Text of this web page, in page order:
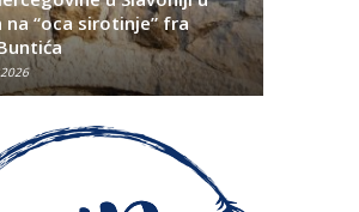
na “oca sirotinje” fra